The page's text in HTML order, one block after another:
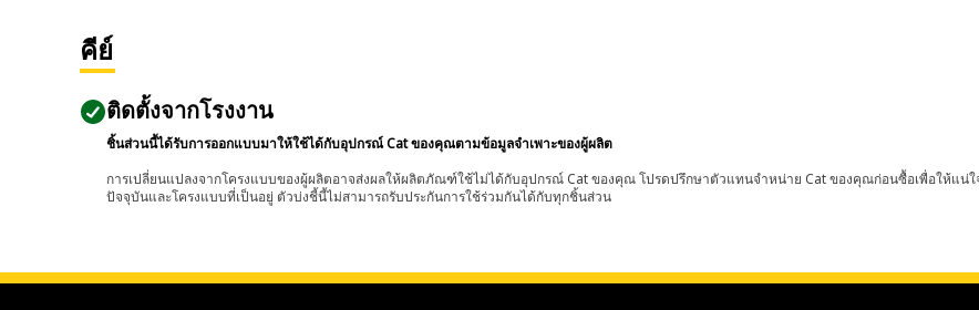
คีย์
ติดตั้งจากโรงงาน
ชิ้นส่วนนี้ได้รับการออกแบบมาให้ใช้ได้กับอุปกรณ์ Cat ของคุณตามข้อมูลจำเพาะของผู้ผลิต
การเปลี่ยนแปลงจากโครงแบบของผู้ผลิตอาจส่งผลให้ผลิตภัณฑ์ใช้ไม่ได้กับอุปกรณ์ Cat ของคุณ โปรดปรึกษาตัวแทนจำหน่าย Cat ของคุณก่อนซื้อเพื่อให้แ
ปัจจุบันและโครงแบบที่เป็นอยู่ ตัวบ่งชี้นี้ไม่สามารถรับประกันการใช้ร่วมกันได้กับทุกชิ้นส่วน